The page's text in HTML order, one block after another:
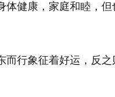
健康，家庭和睦，
行象征着好运，反